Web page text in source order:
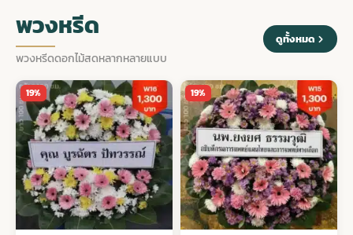
พวงหรีด
พวงหรีดดอกไม้สดหลากหลายแบบ
ดูทั้งหมด
19% 19%